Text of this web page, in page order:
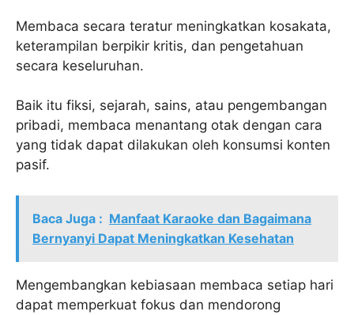
Membaca secara teratur meningkatkan kosakata,
keterampilan berpikir kritis, dan pengetahuan
secara keseluruhan.
Baik itu fiksi, sejarah, sains, atau pengembangan
pribadi, membaca menantang otak dengan cara
yang tidak dapat dilakukan oleh konsumsi konten
pasif.
Baca Juga : Manfaat Karaoke dan Bagaimana
Bernyanyi Dapat Meningkatkan Kesehatan
Mengembangkan kebiasaan membaca setiap hari
dapat memperkuat fokus dan mendorong